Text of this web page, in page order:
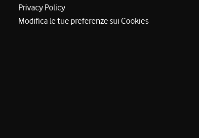
Privacy Policy
Modifica le tue preferenze sui Cookies